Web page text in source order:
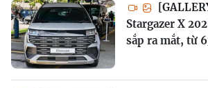
Stargazer X
sắp ra mắt, từ